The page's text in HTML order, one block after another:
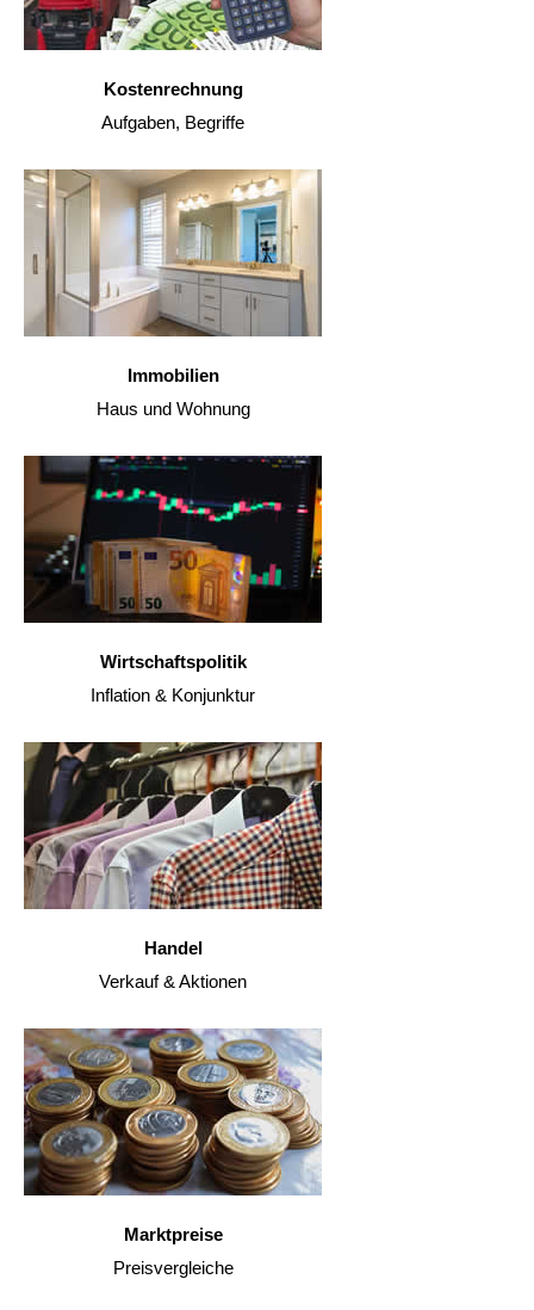
Kostenrechnung
Aufgaben, Begriffe
Immobilien
Haus und Wohnung
Wirtschaftspolitik
Inflation & Konjunktur
Handel
Verkauf & Aktionen
Marktpreise
Preisvergleiche